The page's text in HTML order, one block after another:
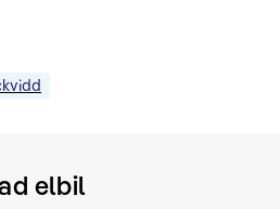
elbil